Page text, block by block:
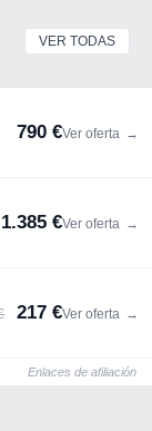
VER TODAS
790 €Ver oferta →
1.385 €Ver oferta →
217 €Ver oferta →
Enlaces de afiliación